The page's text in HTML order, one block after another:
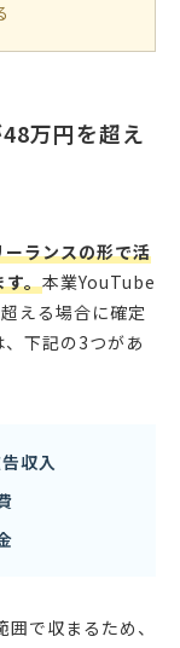
万円を超え
ランスの形で活
す。本業YouTube
える場合に確定
下記の3つがあ
収入
で収まるため、